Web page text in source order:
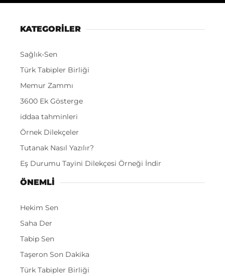
KATEGORİLER
Sağlık-Sen
Türk Tabipler Birliği
Memur Zammı
3600 Ek Gösterge
iddaa tahminleri
Örnek Dilekçeler
Tutanak Nasıl Yazılır?
Eş Durumu Tayini Dilekçesi Örneği İndir
ÖNEMLI
Hekim Sen
Saha Der
Tabip Sen
Taşeron Son Dakika
Türk Tabipler Birliği